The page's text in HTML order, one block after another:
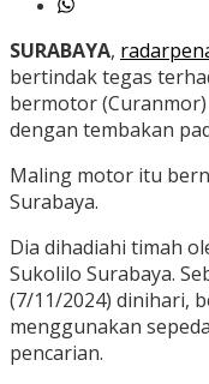
SURABAYA,
bertindak tegas
bermotor
dengan tembakan
Maling motor itu
Surabaya.
Dia dihadiahi timah
Sukolilo Surabaya.
(7/11/2024) dinihari,
menggunakan
pencarian.